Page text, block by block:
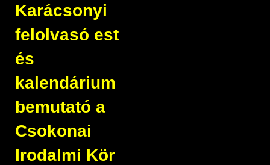
Karácsonyi
felolvasó est
és
kalendárium
bemutató a
Csokonai
Irodalmi Kör